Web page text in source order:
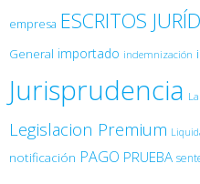
empresa ESCRITOS
General importado indemnización
Jurisprudencia
Legislacion Premium
notificación PAGO PRUEBA